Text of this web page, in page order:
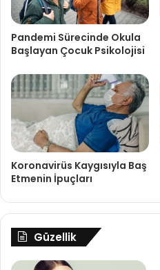
Pandemi Sürecinde Okula
Başlayan Çocuk Psikolojisi
Koronavirüs Kaygısıyla Baş
Etmenin İpuçları
Güzellik